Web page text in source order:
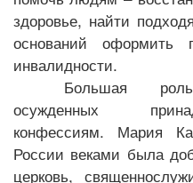
здоровье, найти
оснований оформить
инвалидности.
Большая
осужденных
конфессиям. Мария
России веками была
церковь,